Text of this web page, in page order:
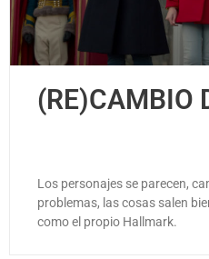
(RE)CAMBIO
Los personajes se parecen,
problemas, las cosas salen
como el propio Hallmark.